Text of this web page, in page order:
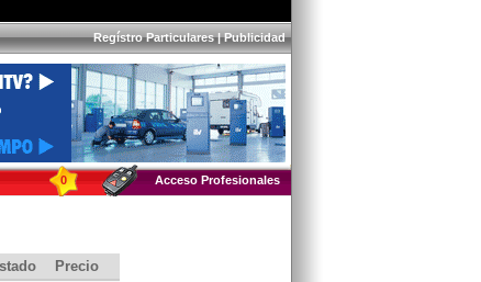
Regístro Particulares|Publicidad
0 Acceso Profesionales
Precio